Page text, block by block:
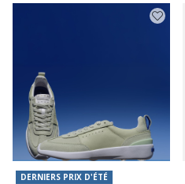
DERNIERS PRIX D'ÉTÉ